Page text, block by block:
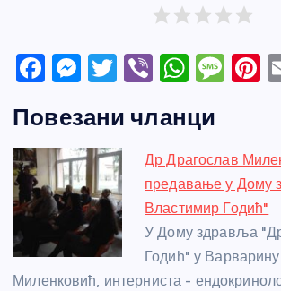
F
c
e
b
o
o
k
M
ss
e
n
g
er
T
itt
er
Vi
er
W
at
s
A
p
p
M
a
g
e
e
Повезани чланци
Др Драгослав
предавање у Дому
Властимир Годић"
У Дому здравља
Годић" у
Миленковић, интерниста -